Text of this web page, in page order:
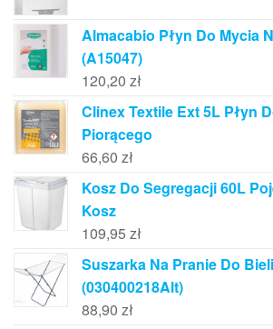
Almacabio Płyn Do Mycia
(A15047)
120,20 zł
Clinex Textile Ext 5L Płyn
Piorącego
66,60 zł
Kosz Do Segregacji 60L
Kosz
109,95 zł
Suszarka Na Pranie Do
(030400218Alt)
88,90 zł